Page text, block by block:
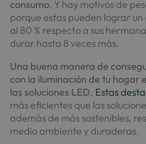
consumo. Y hay motivos de
porque estas pueden lograr
al 80 % respecto a sus
durar hasta 8 veces más.
Una buena manera de
con la iluminación de tu hogar
las soluciones LED. Estas
más eficientes que las
además de más sostenibles,
medio ambiente y duraderas.